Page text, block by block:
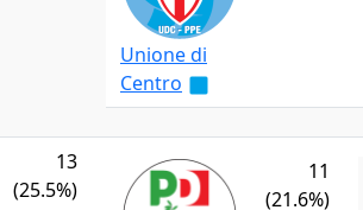
Unione di
Centro
13
(25.5%)
11
(21.6%)